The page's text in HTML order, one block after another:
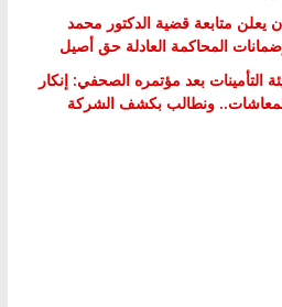
يعلن متابعة قضية الدكتور محمد
المحاكمة العادلة حق أصيل
التأمينات بعد مؤتمره الصحفي: إنكار
المعاشات.. ونطالب بكشف الشركة